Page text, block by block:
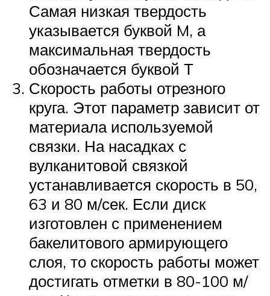
Самая низкая твердость
указывается буквой M, а
максимальная твердость
обозначается буквой Т
Скорость работы отрезного
круга. Этот параметр зависит от
материала используемой
связки. На насадках с
вулканитовой связкой
устанавливается скорость в 50,
63 и 80 м/сек. Если диск
изготовлен с применением
бакелитового армирующего
слоя, то скорость работы может
достигать отметки в 80-100 м/